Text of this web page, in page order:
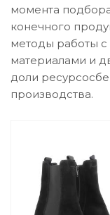
момента
конечного
методы работы
материалами и
доли
производства.